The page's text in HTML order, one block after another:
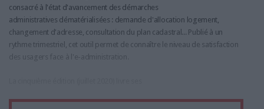
consacré à l'état d'avancement des démarches
administratives dématérialisées : demande d'allocation logement,
changement d'adresse, consultation du plan cadastral... Publié à un
rythme trimestriel, cet outil permet de connaître le niveau de satisfaction
des usagers face à l'e-administration.